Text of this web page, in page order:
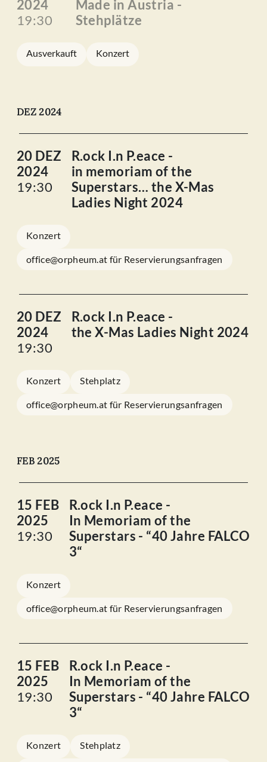
2024
19:30
Made in Austria -
Stehplätze
Ausverkauft Konzert
DEZ 2024
20 DEZ
2024
19:30
R.ock I.n P.eace -
in memoriam of the
Superstars… the X-Mas
Ladies Night 2024
Konzert
office@orpheum.at für Reservierungsanfragen
20 DEZ
2024
19:30
R.ock I.n P.eace -
the X-Mas Ladies Night 2024
Konzert Stehplatz
office@orpheum.at für Reservierungsanfragen
FEB 2025
15 FEB
2025
19:30
R.ock I.n P.eace -
In Memoriam of the
Superstars - “40 Jahre FALCO
3“
Konzert
office@orpheum.at für Reservierungsanfragen
15 FEB
2025
19:30
R.ock I.n P.eace -
In Memoriam of the
Superstars - “40 Jahre FALCO
3“
Konzert Stehplatz